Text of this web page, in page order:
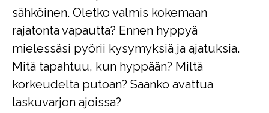
sähköinen. Oletko valmis kokemaan
rajatonta vapautta? Ennen hyppyä
mielessäsi pyörii kysymyksiä ja ajatuksia.
Mitä tapahtuu, kun hyppään? Miltä
korkeudelta putoan? Saanko avattua
laskuvarjon ajoissa?